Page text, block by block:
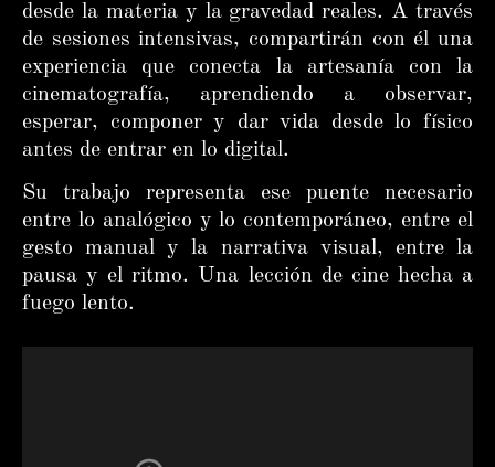
desde la materia y la gravedad reales. A través
de sesiones intensivas, compartirán con él una
experiencia que conecta la artesanía con la
cinematografía, aprendiendo a observar,
esperar, componer y dar vida desde lo físico
antes de entrar en lo digital.
Su trabajo representa ese puente necesario
entre lo analógico y lo contemporáneo, entre el
gesto manual y la narrativa visual, entre la
pausa y el ritmo. Una lección de cine hecha a
fuego lento.